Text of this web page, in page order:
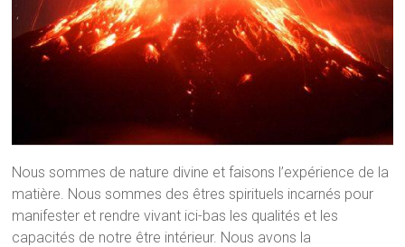
Nous sommes de nature divine et faisons l’expérience de la
matière. Nous sommes des êtres spirituels incarnés pour
manifester et rendre vivant ici-bas les qualités et les
capacités de notre être intérieur. Nous avons la